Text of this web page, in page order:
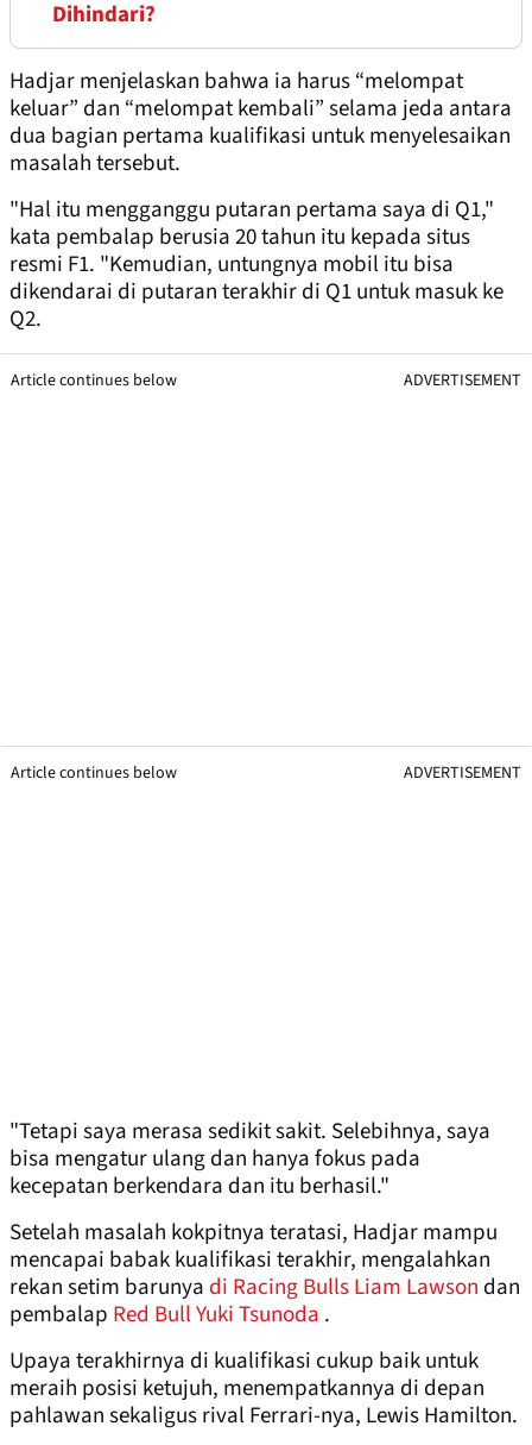
Dihindari?
Hadjar menjelaskan bahwa ia harus “melompat
keluar” dan “melompat kembali” selama jeda antara
dua bagian pertama kualifikasi untuk menyelesaikan
masalah tersebut.
"Hal itu mengganggu putaran pertama saya di Q1,"
kata pembalap berusia 20 tahun itu kepada situs
resmi F1. "Kemudian, untungnya mobil itu bisa
dikendarai di putaran terakhir di Q1 untuk masuk ke
Q2.
Article continues below ADVERTISEMENT
Article continues below ADVERTISEMENT
"Tetapi saya merasa sedikit sakit. Selebihnya, saya
bisa mengatur ulang dan hanya fokus pada
kecepatan berkendara dan itu berhasil."
Setelah masalah kokpitnya teratasi, Hadjar mampu
mencapai babak kualifikasi terakhir, mengalahkan
rekan setim barunya di Racing BullsLiam Lawson dan
pembalap Red BullYuki Tsunoda .
Upaya terakhirnya di kualifikasi cukup baik untuk
meraih posisi ketujuh, menempatkannya di depan
pahlawan sekaligus rival Ferrari-nya, Lewis Hamilton.